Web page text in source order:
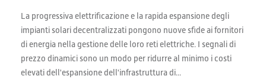
La progressiva elettrificazione e la rapida espansione degli
impianti solari decentralizzati pongono nuove sfide ai fornitori
di energia nella gestione delle loro reti elettriche. I segnali di
prezzo dinamici sono un modo per ridurre al minimo i costi
elevati dell'espansione dell'infrastruttura di...